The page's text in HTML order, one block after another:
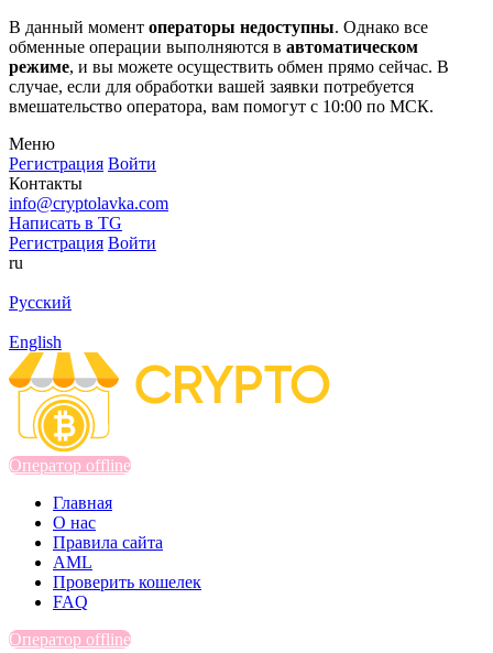
В данный момент операторы недоступны. Однако все
обменные операции выполняются в автоматическом
режиме, и вы можете осуществить обмен прямо сейчас. В
случае, если для обработки вашей заявки потребуется
вмешательство оператора, вам помогут с 10:00 по МСК.
Меню
Регистрация Войти
Контакты
info@cryptolavka.com
Написать в TG
Регистрация Войти
ru
Русский
English
Оператор offline
Главная
О нас
Правила сайта
AML
Проверить кошелек
FAQ
Оператор offline